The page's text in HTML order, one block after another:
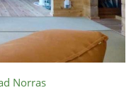
Norras